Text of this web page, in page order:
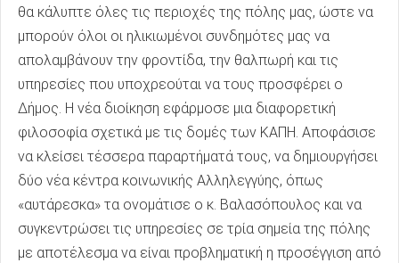
θα κάλυπτε όλες τις περιοχές της πόλης μας, ώστε να
μπορούν όλοι οι ηλικιωμένοι συνδημότες μας να
απολαμβάνουν την φροντίδα, την θαλπωρή και τις
υπηρεσίες που υποχρεούται να τους προσφέρει ο
Δήμος. Η νέα διοίκηση εφάρμοσε μια διαφορετική
φιλοσοφία σχετικά με τις δομές των ΚΑΠΗ. Αποφάσισε
να κλείσει τέσσερα παραρτήματά τους, να δημιουργήσει
δύο νέα κέντρα κοινωνικής Αλληλεγγύης, όπως
«αυτάρεσκα» τα ονομάτισε ο κ. Βαλασόπουλος και να
συγκεντρώσει τις υπηρεσίες σε τρία σημεία της πόλης
με αποτέλεσμα να είναι προβληματική η προσέγγιση από